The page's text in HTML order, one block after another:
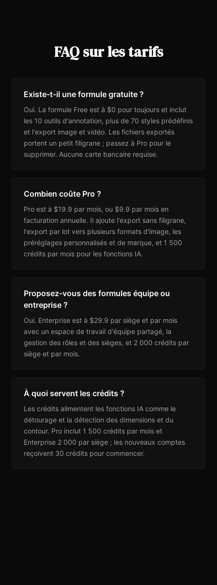
FAQ sur les tarifs
Existe-t-il une formule gratuite ?
Oui. La formule Free est à $0 pour toujours et inclut
les 10 outils d'annotation, plus de 70 styles prédéfinis
et l'export image et vidéo. Les fichiers exportés
portent un petit filigrane ; passez à Pro pour le
supprimer. Aucune carte bancaire requise.
Combien coûte Pro ?
Pro est à $19.9 par mois, ou $9.9 par mois en
facturation annuelle. Il ajoute l'export sans filigrane,
l'export par lot vers plusieurs formats d'image, les
préréglages personnalisés et de marque, et 1 500
crédits par mois pour les fonctions IA.
Proposez-vous des formules équipe ou
entreprise ?
Oui. Enterprise est à $29.9 par siège et par mois
avec un espace de travail d'équipe partagé, la
gestion des rôles et des sièges, et 2 000 crédits par
siège et par mois.
À quoi servent les crédits ?
Les crédits alimentent les fonctions IA comme le
détourage et la détection des dimensions et du
contour. Pro inclut 1 500 crédits par mois et
Enterprise 2 000 par siège ; les nouveaux comptes
reçoivent 30 crédits pour commencer.